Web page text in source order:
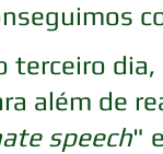
terceiro
além de
speech"